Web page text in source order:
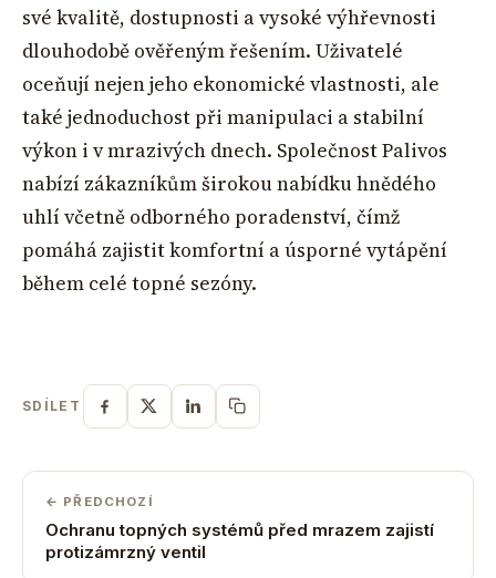
své kvalitě, dostupnosti a vysoké výhřevnosti
dlouhodobě ověřeným řešením. Uživatelé
oceňují nejen jeho ekonomické vlastnosti, ale
také jednoduchost při manipulaci a stabilní
výkon i v mrazivých dnech. Společnost Palivos
nabízí zákazníkům širokou nabídku hnědého
uhlí včetně odborného poradenství, čímž
pomáhá zajistit komfortní a úsporné vytápění
během celé topné sezóny.
SDÍLET
← PŘEDCHOZÍ
Ochranu topných systémů před mrazem zajistí
protizámrzný ventil